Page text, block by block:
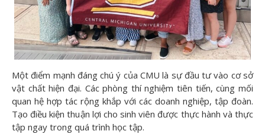
Một điểm mạnh đáng chú ý của CMU là sự đầu tư vào cơ sở
vật chất hiện đại. Các phòng thí nghiệm tiên tiến, cùng mối
quan hệ hợp tác rộng khắp với các doanh nghiệp, tập đoàn.
Tạo điều kiện thuận lợi cho sinh viên được thực hành và thực
tập ngay trong quá trình học tập.